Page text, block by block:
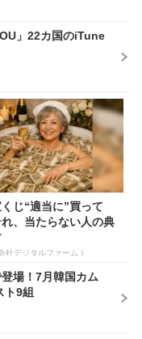
」22カ国のiTune
くじ“適当に”買って
、当たらない人の典
社デジタルファーム )
場！7月韓国カム
ト9組